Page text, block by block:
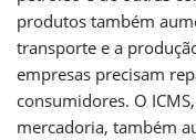
produtos também
transporte e a
empresas precisam
consumidores. O
mercadoria, também